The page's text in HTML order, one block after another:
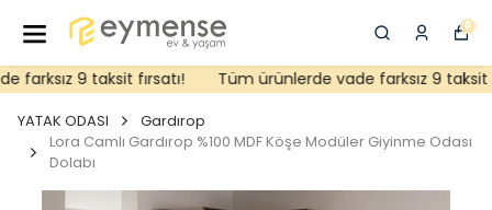
0
9 taksit fırsatı! Tüm ürünlerde vade farksız 9 taksit
YATAK ODASI
Gardırop
Lora Camlı Gardırop %100 MDF Köşe Modüler Giyinme Odası
Dolabı